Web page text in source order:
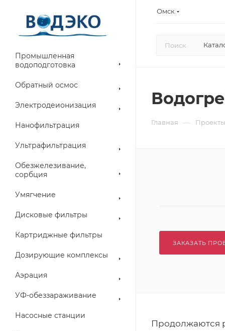
Омск
Промышленная
водоподготовка
Обратный осмос
Электродеионизация
Нанофильтрация
Ультрафильтрация
Обезжелезивание,
сорбция
Умягчение
Дисковые фильтры
Картриджные фильтры
Дозирующие комплексы
Аэрация
УФ-обеззараживание
Насосные станции
Главная — Проекты
ЗАКАЗАТЬ
Продолжаются